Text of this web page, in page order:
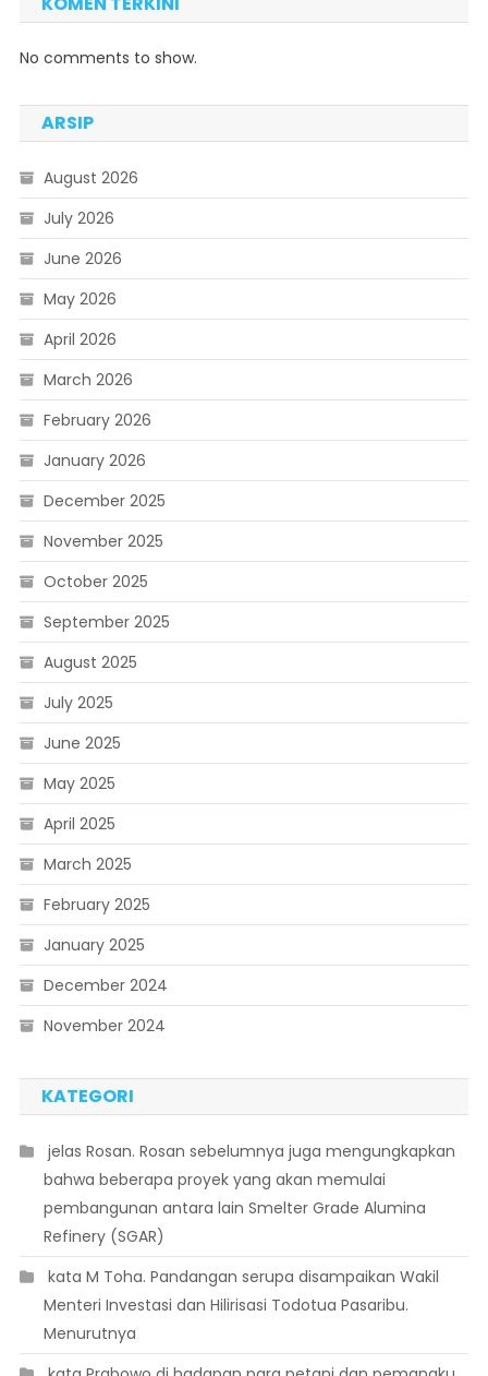
No comments to show.
ARSIP
August 2026
July 2026
June 2026
May 2026
April 2026
March 2026
February 2026
January 2026
December 2025
November 2025
October 2025
September 2025
August 2025
July 2025
June 2025
May 2025
April 2025
March 2025
February 2025
January 2025
December 2024
November 2024
KATEGORI
 jelas Rosan. Rosan sebelumnya juga mengungkapkan
bahwa beberapa proyek yang akan memulai
pembangunan antara lain Smelter Grade Alumina
Refinery (SGAR)
 kata M Toha. Pandangan serupa disampaikan Wakil
Menteri Investasi dan Hilirisasi Todotua Pasaribu.
Menurutnya